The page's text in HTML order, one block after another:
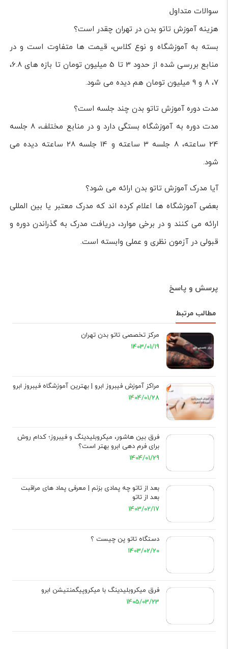
سوالات متداول
هزینه آموزش تاتو بدن در تهران چقدر است؟
بسته به آموزشگاه و نوع کلاس، قیمت ها متفاوت است و در
منابع بررسی شده از حدود 3 تا 5 میلیون تومان تا بازه های 6.8،
7، 8 و 9 میلیون تومان هم دیده می شود.
مدت دوره آموزش تاتو بدن چند جلسه است؟
مدت دوره به آموزشگاه بستگی دارد و در منابع مختلف، 8 جلسه
24 ساعته، 8 جلسه 3 ساعته و 14 جلسه 28 ساعته دیده می
شود.
آیا مدرک آموزش تاتو بدن ارائه می شود؟
بعضی آموزشگاه ها اعلام کرده اند که مدرک معتبر یا بین المللی
ارائه می کنند و در برخی موارد، دریافت مدرک به گذراندن دوره و
قبولی در آزمون نظری و عملی وابسته است.
پرسش و پاسخ
مطالب مرتبط
مرکز تخصصی تاتو بدن تهران
1403/01/19
مراکز آموزش فیبروز ابرو | بهترین آموزشگاه فیبروز ابرو
1404/01/28
فرق بین هاشور، میکروبلیدینگ و فیبروز؛ کدام روش
برای فرم دهی ابرو بهتر است؟
1404/01/29
بعد از تاتو چه پمادی بزنم | معرفی پماد های مراقبت
بعد از تاتو
1403/02/17
دستگاه تاتو پن چیست ؟
1403/02/20
فرق میکروبلیدینگ با میکروپیگمنتیشن ابرو
1405/03/23